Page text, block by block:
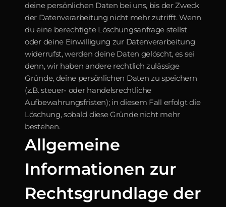
deine persönlichen Daten bei uns, bis der Zweck
der Datenverarbeitung nicht mehr zutrifft. Wenn
du eine berechtigte Löschungsanfrage stellst
oder deine Einwilligung zur Datenverarbeitung
widerrufst, werden deine Daten gelöscht, es sei
denn, wir haben andere rechtlich zulässige
Gründe, deine persönlichen Daten zu speichern
(z.B. steuer- oder handelsrechtliche
Aufbewahrungsfristen); in diesem Fall erfolgt die
Löschung, sobald diese Gründe nicht mehr
bestehen.
Allgemeine
Informationen zur
Rechtsgrundlage der